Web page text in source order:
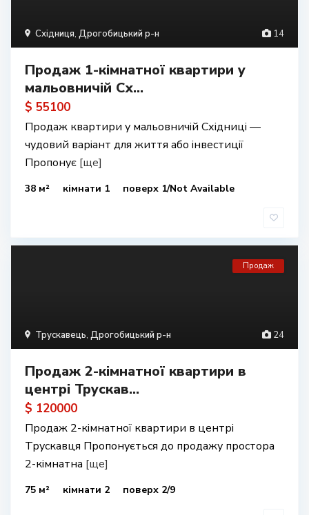
14
Східниця, Дрогобицький р-н
Продаж 1-кімнатної квартири у
мальовничій Сх...
$ 55100
Продаж квартири у мальовничій Східниці —
чудовий варіант для життя або інвестиції
Пропонує [ще]
38 м² кімнати 1 поверх 1/Not Available
24
Трускавець, Дрогобицький р-н
Продаж
Продаж 2-кімнатної квартири в
центрі Трускав...
$ 120000
Продаж 2-кімнатної квартири в центрі
Трускавця Пропонується до продажу простора
2-кімнатна [ще]
75 м² кімнати 2 поверх 2/9